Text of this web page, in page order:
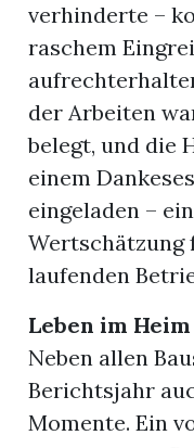
verhinderte –
raschem
der Arbeiten
belegt, und die
einem
eingeladen –
Wertschätzung
laufenden
Leben im Heim
Neben allen
Berichtsjahr
Momente. Ein